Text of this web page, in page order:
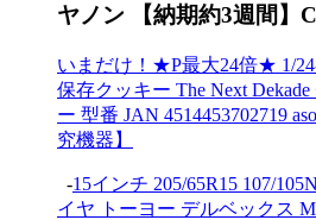
ヤノン 【納期約3週間】
いまだけ！★P最大24倍★ 1/
保存クッキー The Next
ー 型番 JAN 4514453702719
究機器】
-15インチ 205/65R15 107/
イヤ トーヨー デルベックス